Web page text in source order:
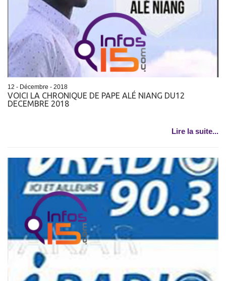
12 - Décembre - 2018
VOICI LA CHRONIQUE DE PAPE ALÉ NIANG DU12
DECEMBRE 2018
Lire la suite...